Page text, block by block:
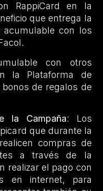
RappiCard en la
que entrega la
acumulable con los
con otros
la Plataforma de
de regalos de
la Campaña: Los
que durante la
compras de
a través de la
realizar el pago con
en internet, para